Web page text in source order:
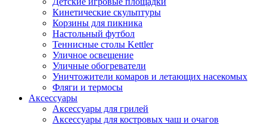
Кинетические скульптуры
Корзины для пикника
Настольный футбол
Теннисные столы Kettler
Уличное освещение
Уличные обогреватели
Уничтожители комаров и летающих насекомых
Фляги и термосы
Аксессуары
Аксессуары для грилей
Аксессуары для костровых чаш и очагов